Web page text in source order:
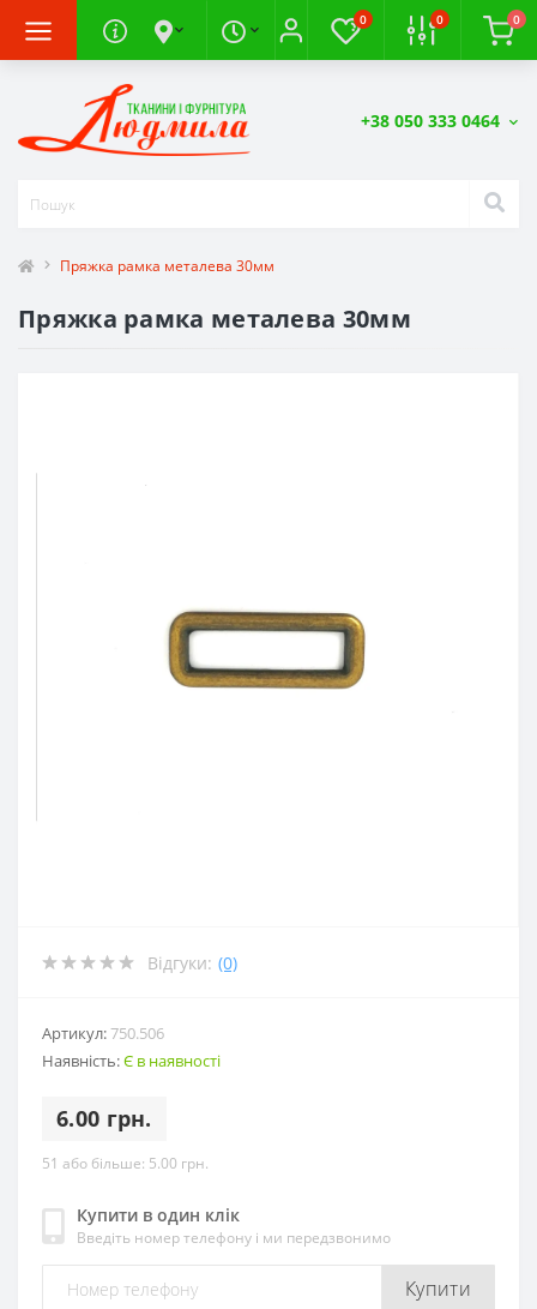
0 0 0
+38 050 333 0464
Пряжка рамка металева 30мм
Пряжка рамка металева 30мм
Відгуки: (0)
Артикул:750.506
Наявність:Є в наявності
6.00 грн.
51 або більше: 5.00 грн.
Купити в один клік
Введіть номер телефону і ми передзвонимо
Купити